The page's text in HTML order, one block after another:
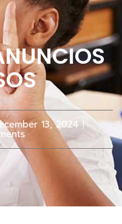
13, 2024